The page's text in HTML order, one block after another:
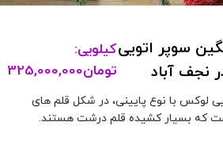
سوپر اتویی
نجف آباد
کیلویی:
تومان325,000,000
لوکس با نوع پایینی، در شکل قلم های
که بسیار کشیده قلم درشت هستند.